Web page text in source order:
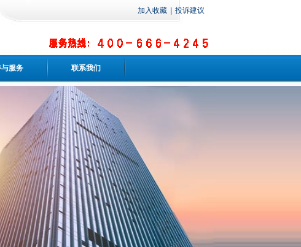
加入收藏 投诉建议
服务 联系我们